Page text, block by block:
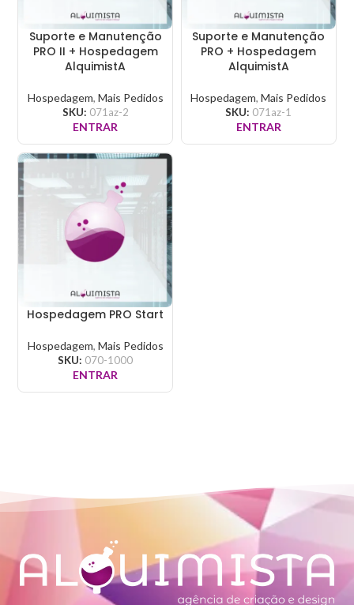
Suporte e Manutenção
PRO II + Hospedagem
AlquimistA
Hospedagem, Mais Pedidos
SKU: 071az-2
ENTRAR
Suporte e Manutenção
PRO + Hospedagem
AlquimistA
Hospedagem,Mais Pedidos
SKU: 071az-1
ENTRAR
Hospedagem PRO Start
Hospedagem, Mais Pedidos
SKU: 070-1000
ENTRAR